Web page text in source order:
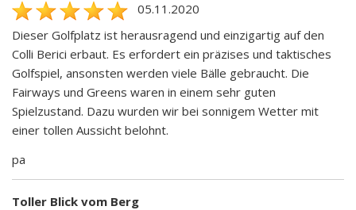
05.11.2020
Dieser Golfplatz ist herausragend und einzigartig auf den
Colli Berici erbaut. Es erfordert ein präzises und taktisches
Golfspiel, ansonsten werden viele Bälle gebraucht. Die
Fairways und Greens waren in einem sehr guten
Spielzustand. Dazu wurden wir bei sonnigem Wetter mit
einer tollen Aussicht belohnt.
pa
Toller Blick vom Berg